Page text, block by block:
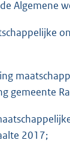
Algemene
gemeente
2017;